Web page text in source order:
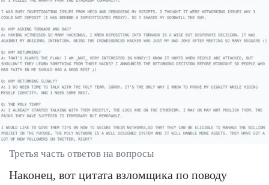
Третья часть ответов на вопросы
Наконец, вот цитата взломщика по поводу